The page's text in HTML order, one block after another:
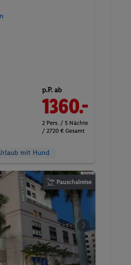
p.P. ab
1360.-
2 Pers. / 5 Nächte
/ 2720 € Gesamt
mit Hund
Pauschalreise